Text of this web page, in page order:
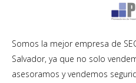
Somos la mejor empresa de
Salvador, ya que no solo
asesoramos y vendemos